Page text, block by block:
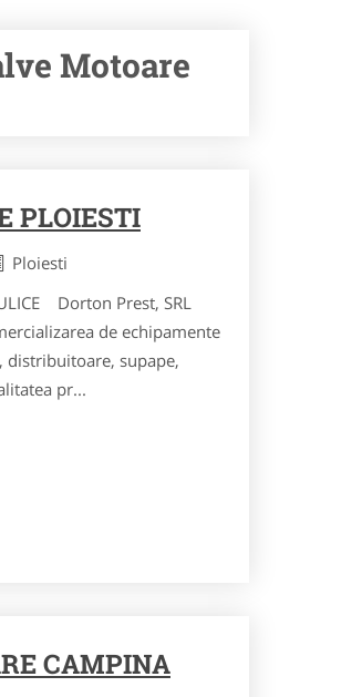
Motoare
PLOIESTI
Ploiesti
Dorton Prest, SRL
de echipamente
supape,
pr...
CAMPINA